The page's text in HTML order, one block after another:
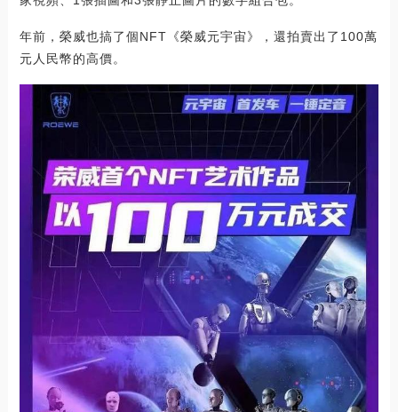
年前，榮威也搞了個NFT《榮威元宇宙》，還拍賣出了100萬
元人民幣的高價。